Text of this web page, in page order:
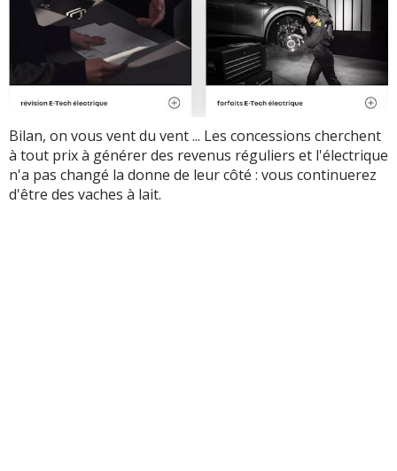
Bilan, on vous vent du vent ... Les concessions cherchent
à tout prix à générer des revenus réguliers et l'électrique
n'a pas changé la donne de leur côté : vous continuerez
d'être des vaches à lait.